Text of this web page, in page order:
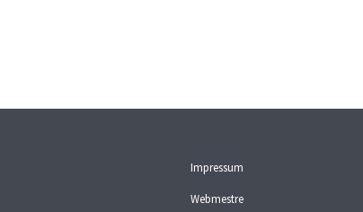
Impressum
Webmestre